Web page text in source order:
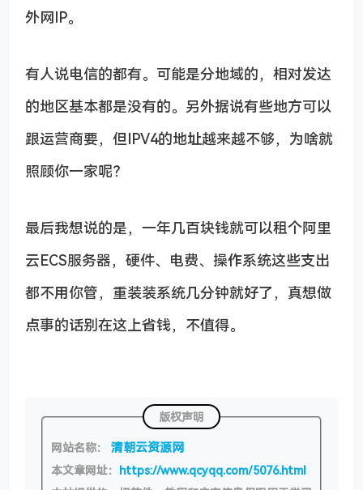
外网IP。
有人说电信的都有。可能是分地域的，相对发达
的地区基本都是没有的。另外据说有些地方可以
跟运营商要，但IPV4的地址越来越不够，为啥就
照顾你一家呢？
最后我想说的是，一年几百块钱就可以租个阿里
云ECS服务器，硬件、电费、操作系统这些支出
都不用你管，重装装系统几分钟就好了，真想做
点事的话别在这上省钱，不值得。
版权声明
网站名称： 清朝云资源网
本文章网址： https://www.qcyqq.com/5076.html